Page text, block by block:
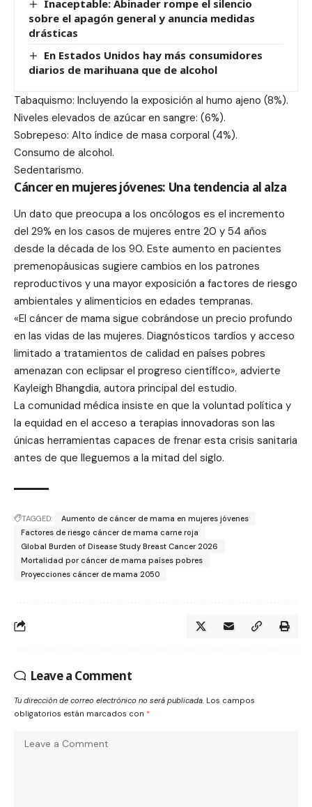
Inaceptable: Abinader rompe el silencio
sobre el apagón general y anuncia medidas
drásticas
En Estados Unidos hay más consumidores
diarios de marihuana que de alcohol
Tabaquismo: Incluyendo la exposición al humo ajeno (8%).
Niveles elevados de azúcar en sangre: (6%).
Sobrepeso: Alto índice de masa corporal (4%).
Consumo de alcohol.
Sedentarismo.
Cáncer en mujeres jóvenes: Una tendencia al alza
Un dato que preocupa a los oncólogos es el incremento
del 29% en los casos de mujeres entre 20 y 54 años
desde la década de los 90. Este aumento en pacientes
premenopáusicas sugiere cambios en los patrones
reproductivos y una mayor exposición a factores de riesgo
ambientales y alimenticios en edades tempranas.
«El cáncer de mama sigue cobrándose un precio profundo
en las vidas de las mujeres. Diagnósticos tardíos y acceso
limitado a tratamientos de calidad en países pobres
amenazan con eclipsar el progreso científico», advierte
Kayleigh Bhangdia, autora principal del estudio.
La comunidad médica insiste en que la voluntad política y
la equidad en el acceso a terapias innovadoras son las
únicas herramientas capaces de frenar esta crisis sanitaria
antes de que lleguemos a la mitad del siglo.
TAGGED:
Aumento de cáncer de mama en mujeres jóvenes
Factores de riesgo cáncer de mama carne roja
Global Burden of Disease Study Breast Cancer 2026
Mortalidad por cáncer de mama países pobres
Proyecciones cáncer de mama 2050
Leave a Comment
Tu dirección de correo electrónico no será publicada. Los campos
obligatorios están marcados con *